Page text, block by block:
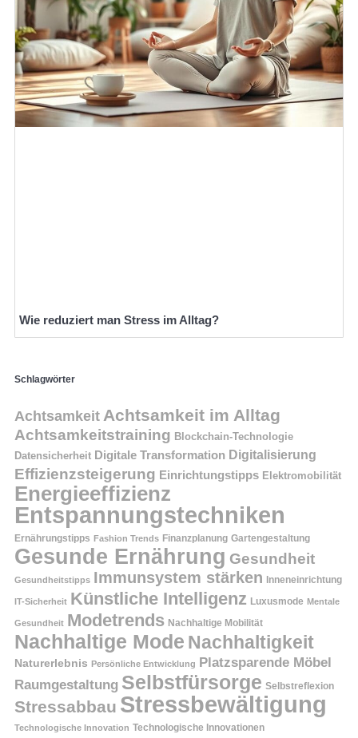
Wie reduziert man Stress im Alltag?
Schlagwörter
Achtsamkeit Achtsamkeit im Alltag
Achtsamkeitstraining Blockchain-Technologie
Datensicherheit Digitale Transformation Digitalisierung
Effizienzsteigerung Einrichtungstipps Elektromobilität
Energieeffizienz
Entspannungstechniken
Ernährungstipps Fashion Trends Finanzplanung Gartengestaltung
Gesunde Ernährung Gesundheit
Gesundheitstipps Immunsystem stärken Inneneinrichtung
IT-Sicherheit Künstliche Intelligenz Luxusmode Mentale
Gesundheit Modetrends Nachhaltige Mobilität
Nachhaltige Mode Nachhaltigkeit
Naturerlebnis Persönliche Entwicklung Platzsparende Möbel
Raumgestaltung Selbstfürsorge Selbstreflexion
Stressabbau Stressbewältigung
Technologische Innovation Technologische Innovationen